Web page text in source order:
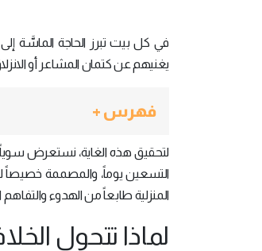
في كل بيت تبرز الحاجة الماسَّة
يغنيهم عن كتمان المشاعر أو
فهرس +
لتحقيق هذه الغاية، نستعرض
التسعين يوماً، والمصممة خصيصاً
المنزلية طابعاً من الهدوء
لماذا تتحول